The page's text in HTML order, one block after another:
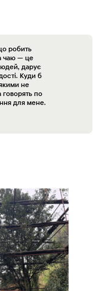
робить
чаю — це
дарує
Куди б
не
говорять по
для мене.